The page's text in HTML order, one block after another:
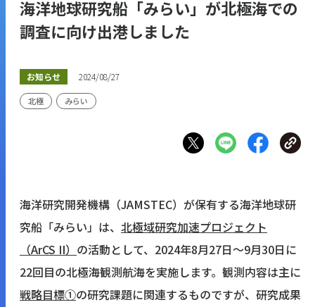
海洋地球研究船「みらい」が北極海での
調査に向け出港しました
お知らせ 2024/08/27
北極 みらい
海洋研究開発機構（JAMSTEC）が保有する海洋地球研
究船「みらい」は、 北極域研究加速プロジェクト
（ArCS II） の活動として、2024年8月27日～9月30日に
22回目の北極海観測航海を実施します。観測内容は主に
戦略目標①の研究課題に関連するものですが、研究成果